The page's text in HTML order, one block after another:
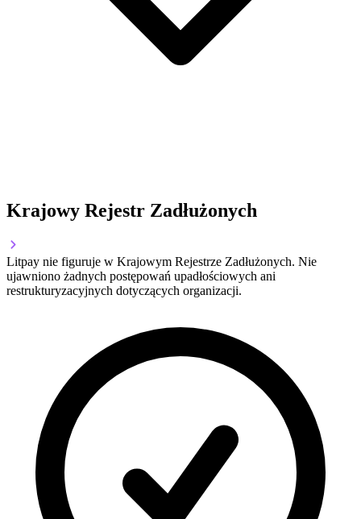
Krajowy Rejestr Zadłużonych
Litpay nie figuruje w Krajowym Rejestrze Zadłużonych. Nie
ujawniono żadnych postępowań upadłościowych ani
restrukturyzacyjnych dotyczących organizacji.